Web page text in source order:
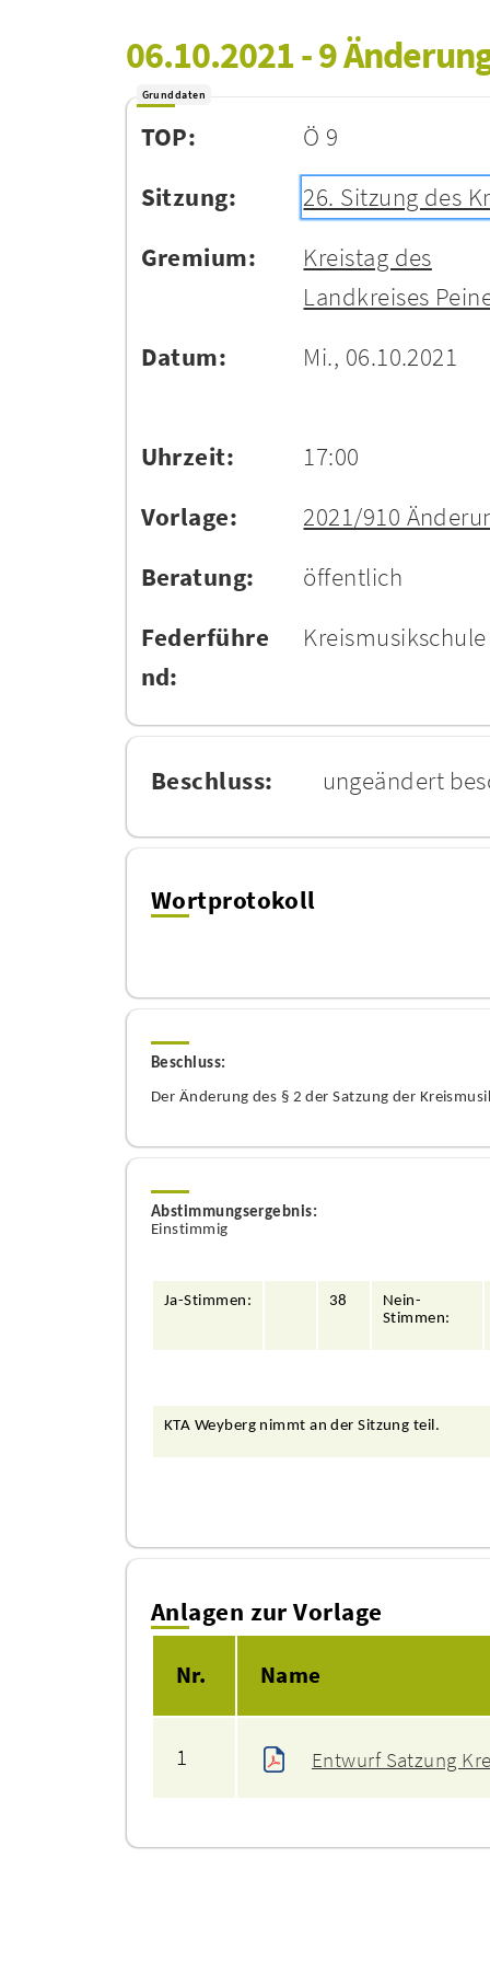
06.10.2021 - 9
Grunddaten
TOP:
Ö 9
Sitzung:
26. Sitzung des
Gremium:
Kreistag des
Landkreises
Datum:
Mi., 06.10.2021
Uhrzeit:
17:00
Vorlage:
2021/910
Beratung:
öffentlich
Federführe
nd:
Kreismusikschule
Beschluss: ungeändert
Wortprotokoll
Beschluss:
Der Änderung des § 2 der Satzung der
Abstimmungsergebnis:
Einstimmig
Ja-Stimmen: 38
Nein-
Stimmen:
KTA Weyberg nimmt an der Sitzung teil.
Anlagen zur Vorlage
Nr. Name
1 Entwurf Satzung